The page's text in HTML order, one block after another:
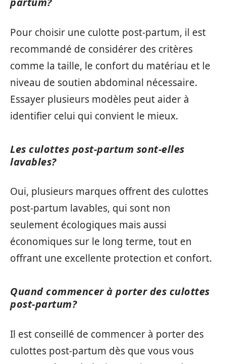
Pour choisir une culotte post-partum, il est
recommandé de considérer des critères
comme la taille, le confort du matériau et le
niveau de soutien abdominal nécessaire.
Essayer plusieurs modèles peut aider à
identifier celui qui convient le mieux.
Les culottes post-partum sont-elles
lavables?
Oui, plusieurs marques offrent des culottes
post-partum lavables, qui sont non
seulement écologiques mais aussi
économiques sur le long terme, tout en
offrant une excellente protection et confort.
Quand commencer à porter des culottes
post-partum?
Il est conseillé de commencer à porter des
culottes post-partum dès que vous vous